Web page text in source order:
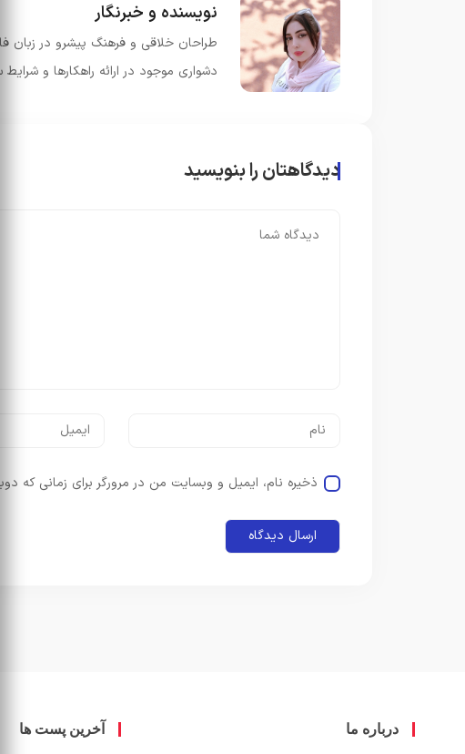
نویسنده و خبرنگار
طراحان خلاقی و فرهنگ پیشرو در زبان
دشواری موجود در ارائه راهکارها و
دیدگاهتان را بنویسید
ذخیره نام، ایمیل و وبسایت من در مرورگر برای زمانی که
درباره ما آخرین پست ها